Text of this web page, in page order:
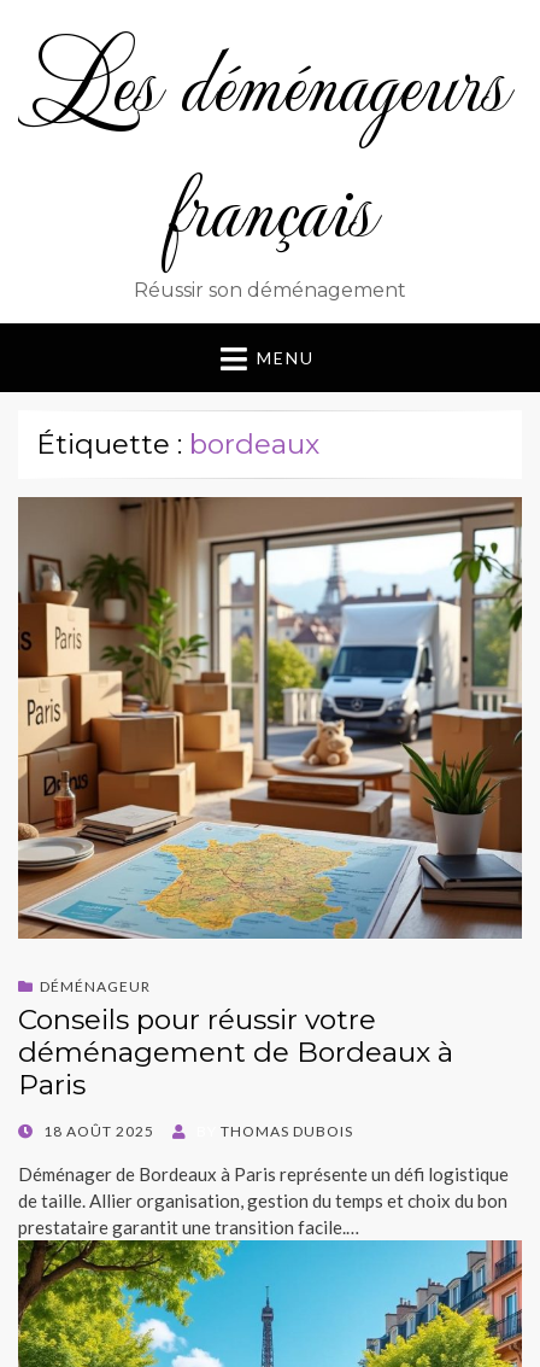
Les déménageurs
français
Réussir son déménagement
MENU
Étiquette : bordeaux
DÉMÉNAGEUR
Conseils pour réussir votre
déménagement de Bordeaux à
Paris
POSTED18 AOÛT 2025 THOMAS DUBOIS
Déménager de Bordeaux à Paris représente un défi logistique
de taille. Allier organisation, gestion du temps et choix du bon
prestataire garantit une transition facile.…